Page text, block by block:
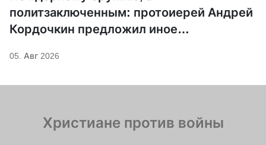
политзаключенным: протоиерей Андрей
Кордочкин предложил иное
Саровского
05. Авг 2026
Христиане против войны